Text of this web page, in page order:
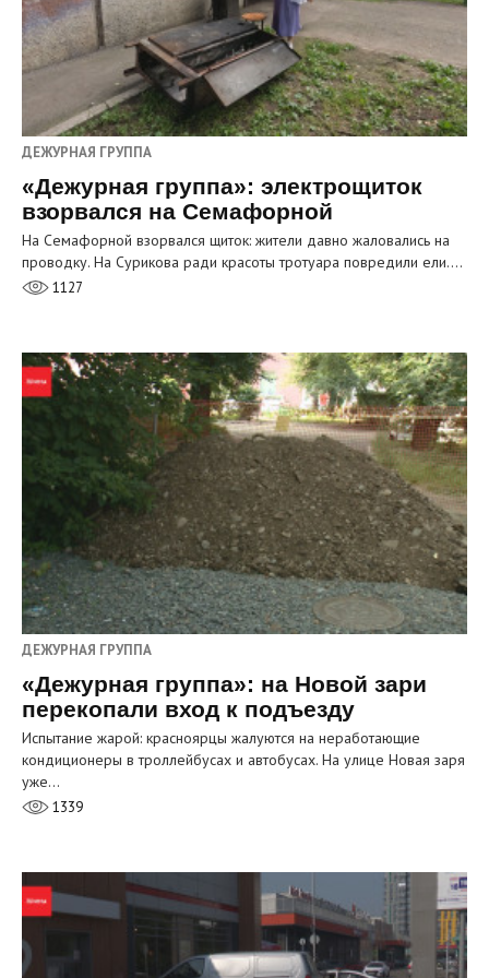
ДЕЖУРНАЯ ГРУППА
«Дежурная группа»: электрощиток
взорвался на Семафорной
На Семафорной взорвался щиток: жители давно жаловались на
проводку. На Сурикова ради красоты тротуара повредили ели.…
1127
ДЕЖУРНАЯ ГРУППА
«Дежурная группа»: на Новой зари
перекопали вход к подъезду
Испытание жарой: красноярцы жалуются на неработающие
кондиционеры в троллейбусах и автобусах. На улице Новая заря
уже…
1339